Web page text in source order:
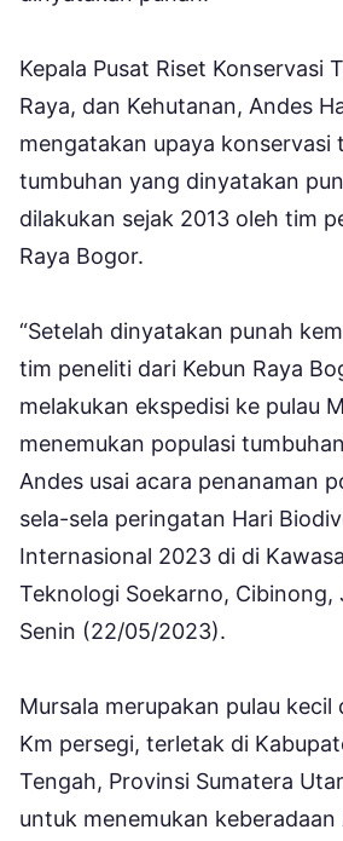
Kepala Pusat Riset Konservasi
Raya, dan Kehutanan, Andes
mengatakan upaya konservasi
tumbuhan yang dinyatakan
dilakukan sejak 2013 oleh tim
Raya Bogor.
“Setelah dinyatakan punah
tim peneliti dari Kebun Raya
melakukan ekspedisi ke pulau
menemukan populasi
Andes usai acara penanaman
sela-sela peringatan Hari
Internasional 2023 di di
Teknologi Soekarno, Cibinong,
Senin (22/05/2023).
Mursala merupakan pulau kecil
Km persegi, terletak di
Tengah, Provinsi Sumatera
untuk menemukan keberadaan